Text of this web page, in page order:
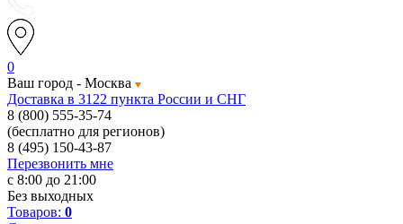
0
Ваш город - Москва
Доставка в 3122 пункта России и СНГ
8 (800) 555-35-74
(бесплатно для регионов)
8 (495) 150-43-87
Перезвонить мне
с 8:00 до 21:00
Без выходных
Товаров: 0